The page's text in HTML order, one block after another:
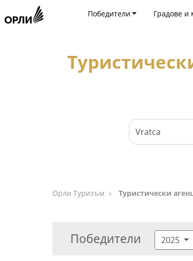
Победители Градове и
Орли Туризъм Туристически
Победители 2025